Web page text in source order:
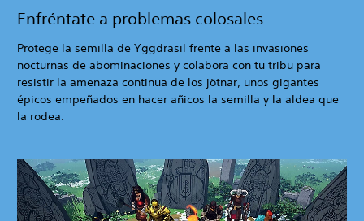
Enfréntate a problemas colosales
Protege la semilla de Yggdrasil frente a las invasiones
nocturnas de abominaciones y colabora con tu tribu para
resistir la amenaza continua de los jötnar, unos gigantes
épicos empeñados en hacer añicos la semilla y la aldea que
la rodea.